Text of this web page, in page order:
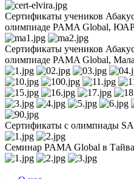
Сертификаты учеников
олимпиаде PAMA Global, ЮАР
Сертификаты учеников
олимпиаде PAMA Global,
Сертификаты с олимпиады
Семинар PAMA Global в